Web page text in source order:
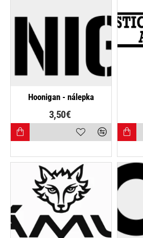
Hoonigan - nálepka
3,50€